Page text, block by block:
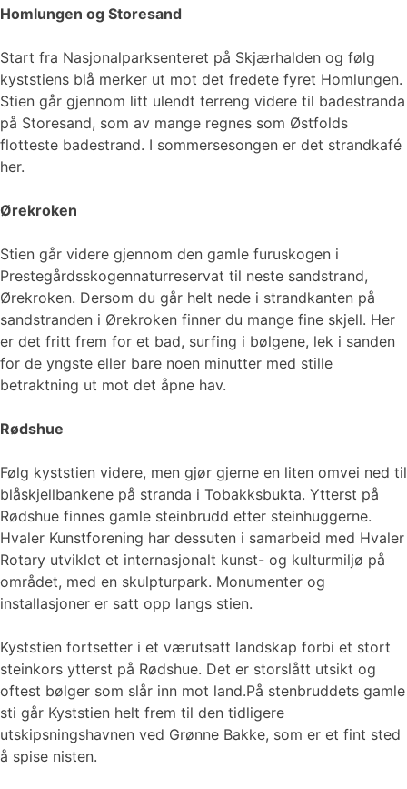
Homlungen og Storesand
Start fra Nasjonalparksenteret på Skjærhalden og følg
kyststiens blå merker ut mot det fredete fyret Homlungen.
Stien går gjennom litt ulendt terreng videre til badestranda
på Storesand, som av mange regnes som Østfolds
flotteste badestrand. I sommersesongen er det strandkafé
her.
Ørekroken
Stien går videre gjennom den gamle furuskogen i
Prestegårdsskogennaturreservat til neste sandstrand,
Ørekroken. Dersom du går helt nede i strandkanten på
sandstranden i Ørekroken finner du mange fine skjell. Her
er det fritt frem for et bad, surfing i bølgene, lek i sanden
for de yngste eller bare noen minutter med stille
betraktning ut mot det åpne hav.
Rødshue
Følg kyststien videre, men gjør gjerne en liten omvei ned til
blåskjellbankene på stranda i Tobakksbukta. Ytterst på
Rødshue finnes gamle steinbrudd etter steinhuggerne.
Hvaler Kunstforening har dessuten i samarbeid med Hvaler
Rotary utviklet et internasjonalt kunst- og kulturmiljø på
området, med en skulpturpark. Monumenter og
installasjoner er satt opp langs stien.
Kyststien fortsetter i et værutsatt landskap forbi et stort
steinkors ytterst på Rødshue. Det er storslått utsikt og
oftest bølger som slår inn mot land.På stenbruddets gamle
sti går Kyststien helt frem til den tidligere
utskipsningshavnen ved Grønne Bakke, som er et fint sted
å spise nisten.